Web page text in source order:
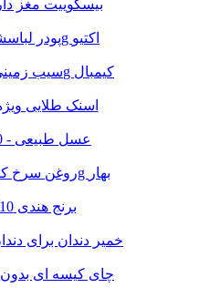
بیسکوییت مغز دار
پودر لباسشویی پلی واش 500g اکتیو
سیب زمینی نیمه سرخ شده 750g کیمبال
اسنک طلایی ویژه 50 گرمی چی
عسل طبیعی - 900 گرمی سانتین
روغن سرخ کردنی بدون پالم 1620g بهار
برنج هندی 10 کیلو گرمی پلو
خمیر دندان برای
چای کیسه ای بدون لفاف 25